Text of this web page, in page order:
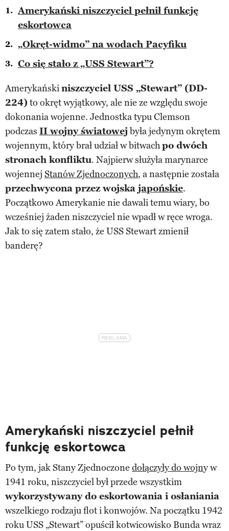
Amerykański niszczyciel pełnił funkcję
eskortowca
„Okręt-widmo” na wodach Pacyfiku
Co się stało z „USS Stewart”?
Amerykańskiniszczyciel USS „Stewart” (DD-
224) to okręt wyjątkowy, ale nie ze względu swoje
dokonania wojenne. Jednostka typu Clemson
podczas II wojny światowej była jedynym okrętem
wojennym, który brał udział w bitwachpo dwóch
stronach konfliktu. Najpierw służyła marynarce
wojennej Stanów Zjednoczonych, a następnie została
przechwycona przez wojska japońskie.
Początkowo Amerykanie nie dawali temu wiary, bo
wcześniej żaden niszczyciel nie wpadł w ręce wroga.
Jak to się zatem stało, że USS Stewart zmienił
banderę?
Amerykański niszczyciel pełnił
funkcję eskortowca
Po tym, jak Stany Zjednoczone dołączyły do wojny w
1941 roku, niszczyciel był przede wszystkim
wykorzystywany do eskortowania i osłaniania
wszelkiego rodzaju flot i konwojów. Na początku 1942
roku USS „Stewart” opuścił kotwicowisko Bunda wraz